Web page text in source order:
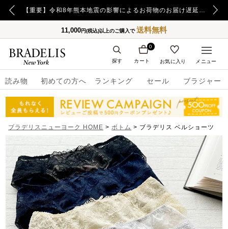
【重要】日本郵便の障害による配送への影響についてのお詫び 【重要】令和8年熊本地震の影響によるお荷物のお届け遅延について
11,000円(税込)以上のご購入で送料無料
読み物 初めての方へ ランキング セール ブラジャー
カート
0
お気に入り
探す メニュー
ブラデリスニューヨーク HOME ボトム ブラデリス ベルショーツ